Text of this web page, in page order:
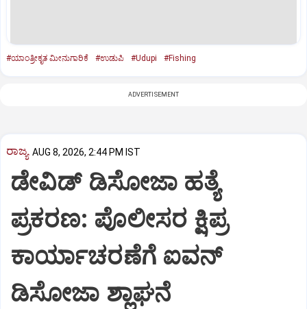
#ಯಾಂತ್ರೀಕೃತ ಮೀನುಗಾರಿಕೆ #ಉಡುಪಿ #Udupi #Fishing
ADVERTISEMENT
ರಾಜ್ಯ AUG 8, 2026, 2:44 PM IST
ಡೇವಿಡ್ ಡಿಸೋಜಾ ಹತ್ಯೆ
ಪ್ರಕರಣ: ಪೊಲೀಸರ ಕ್ಷಿಪ್ರ
ಕಾರ್ಯಾಚರಣೆಗೆ ಐವನ್
ಡಿಸೋಜಾ ಶ್ಲಾಘನೆ